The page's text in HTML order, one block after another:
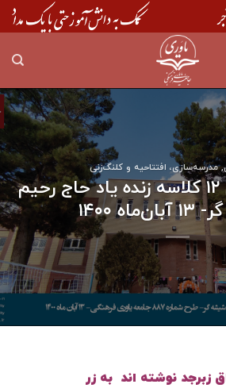
,مدرسه‌سازی، افتتاحیه و کلنگ‌زنی
افتتاح دبستان ۱۲ کلاسه زنده یاد حاج رحیم
۱۴۰۰
زبرجد نوشته اند به زر